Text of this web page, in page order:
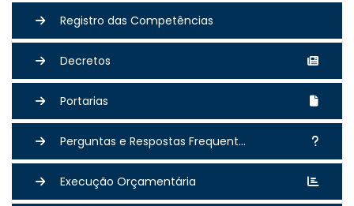
Registro das Competências
Decretos
Portarias
Perguntas e Respostas Frequent...
Execução Orçamentária